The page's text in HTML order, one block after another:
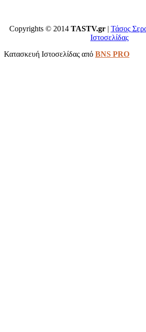
Copyrights © 2014 TASTV.gr| Τάσος
Ιστοσελίδας
Κατασκευή Ιστοσελίδας από BNS PRO